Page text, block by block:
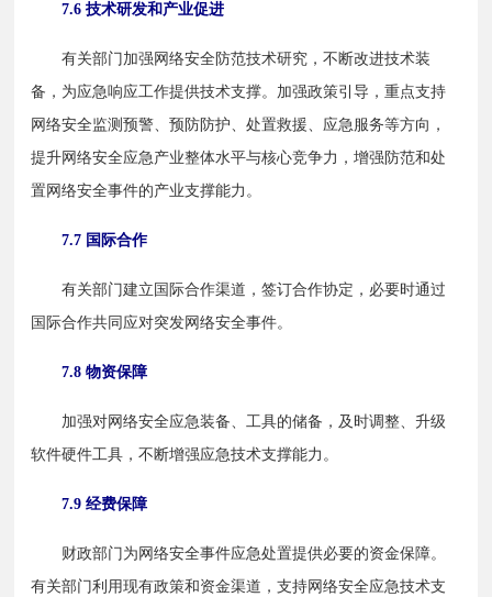
7.6 技术研发和产业促进
有关部门加强网络安全防范技术研究，不断改进技术装
备，为应急响应工作提供技术支撑。加强政策引导，重点支持
网络安全监测预警、预防防护、处置救援、应急服务等方向，
提升网络安全应急产业整体水平与核心竞争力，增强防范和处
置网络安全事件的产业支撑能力。
7.7 国际合作
有关部门建立国际合作渠道，签订合作协定，必要时通过
国际合作共同应对突发网络安全事件。
7.8 物资保障
加强对网络安全应急装备、工具的储备，及时调整、升级
软件硬件工具，不断增强应急技术支撑能力。
7.9 经费保障
财政部门为网络安全事件应急处置提供必要的资金保障。
有关部门利用现有政策和资金渠道，支持网络安全应急技术支